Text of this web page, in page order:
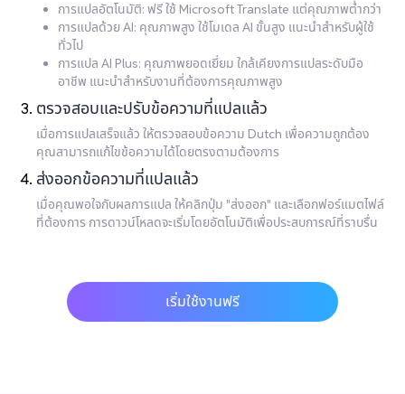
การแปลอัตโนมัติ: ฟรี ใช้ Microsoft Translate แต่คุณภาพต่ำกว่า
การแปลด้วย AI: คุณภาพสูง ใช้โมเดล AI ขั้นสูง แนะนำสำหรับผู้ใช้
ทั่วไป
การแปล AI Plus: คุณภาพยอดเยี่ยม ใกล้เคียงการแปลระดับมือ
อาชีพ แนะนำสำหรับงานที่ต้องการคุณภาพสูง
ตรวจสอบและปรับข้อความที่แปลแล้ว
เมื่อการแปลเสร็จแล้ว ให้ตรวจสอบข้อความ Dutch เพื่อความถูกต้อง
คุณสามารถแก้ไขข้อความได้โดยตรงตามต้องการ
ส่งออกข้อความที่แปลแล้ว
เมื่อคุณพอใจกับผลการแปล ให้คลิกปุ่ม "ส่งออก" และเลือกฟอร์แมตไฟล์
ที่ต้องการ การดาวน์โหลดจะเริ่มโดยอัตโนมัติเพื่อประสบการณ์ที่ราบรื่น
เริ่มใช้งานฟรี